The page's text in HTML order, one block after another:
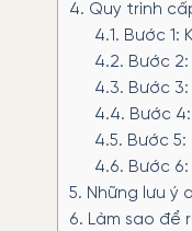
4. Quy trình
4.1. Bước 1:
4.2. Bước
4.3. Bước
4.4. Bước
4.5. Bước
4.6. Bước
5. Những lưu ý
6. Làm sao để